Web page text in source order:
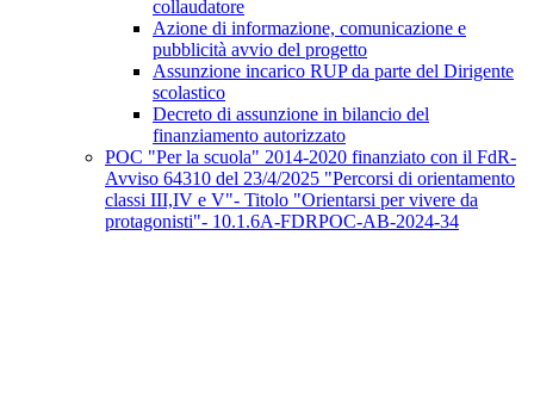
collaudatore
Azione di informazione, comunicazione e
pubblicità avvio del progetto
Assunzione incarico RUP da parte del Dirigente
scolastico
Decreto di assunzione in bilancio del
finanziamento autorizzato
POC "Per la scuola" 2014-2020 finanziato con il FdR-
Avviso 64310 del 23/4/2025 "Percorsi di orientamento
classi III,IV e V"- Titolo "Orientarsi per vivere da
protagonisti"- 10.1.6A-FDRPOC-AB-2024-34